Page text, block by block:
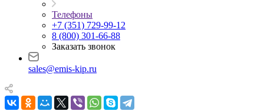
Телефоны
+7 (351) 729-99-12
8 (800) 301-66-88
Заказать звонок
sales@emis-kip.ru